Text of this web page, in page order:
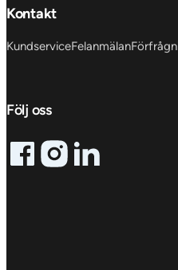
Kontakt
KundserviceFelanmälan
Följ oss
Follow me on Facebook
Follow me on X
Follow me on